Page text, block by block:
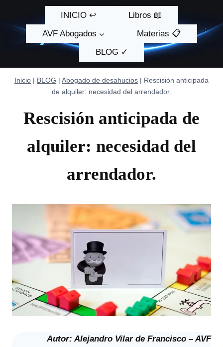
contenido
INICIO ↩
Libros 📖
AVF Abogados
Materias 📋
BLOG ✓
Inicio | BLOG | Abogado de desahucios | Rescisión anticipada
de alquiler: necesidad del arrendador.
Rescisión anticipada de
alquiler: necesidad del
arrendador.
Autor: Alejandro Vilar de Francisco – AVF